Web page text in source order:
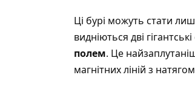
Ці бурі можуть стати
видніються дві
полем. Це
магнітних ліній з